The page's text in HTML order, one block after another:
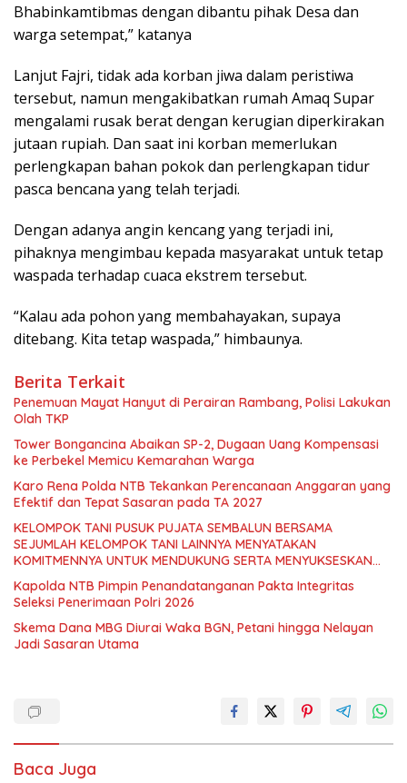
Bhabinkamtibmas dengan dibantu pihak Desa dan
warga setempat,” katanya
Lanjut Fajri, tidak ada korban jiwa dalam peristiwa
tersebut, namun mengakibatkan rumah Amaq Supar
mengalami rusak berat dengan kerugian diperkirakan
jutaan rupiah. Dan saat ini korban memerlukan
perlengkapan bahan pokok dan perlengkapan tidur
pasca bencana yang telah terjadi.
Dengan adanya angin kencang yang terjadi ini,
pihaknya mengimbau kepada masyarakat untuk tetap
waspada terhadap cuaca ekstrem tersebut.
“Kalau ada pohon yang membahayakan, supaya
ditebang. Kita tetap waspada,” himbaunya.
Berita Terkait
Penemuan Mayat Hanyut di Perairan Rambang, Polisi Lakukan
Olah TKP
Tower Bongancina Abaikan SP-2, Dugaan Uang Kompensasi
ke Perbekel Memicu Kemarahan Warga
Karo Rena Polda NTB Tekankan Perencanaan Anggaran yang
Efektif dan Tepat Sasaran pada TA 2027
KELOMPOK TANI PUSUK PUJATA SEMBALUN BERSAMA
SEJUMLAH KELOMPOK TANI LAINNYA MENYATAKAN
KOMITMENNYA UNTUK MENDUKUNG SERTA MENYUKSESKAN
PROGRAM PEMERINTAH DI SEKTOR HORTIKULTURA,
KHUSUSNYA PROGRAM BANTUAN BENIH BAWANG PUTIH DARI
APBN 2026.
Kapolda NTB Pimpin Penandatanganan Pakta Integritas
Seleksi Penerimaan Polri 2026
Skema Dana MBG Diurai Waka BGN, Petani hingga Nelayan
Jadi Sasaran Utama
Baca Juga